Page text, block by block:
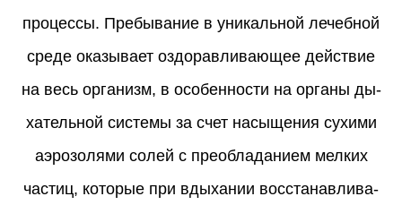
процессы. Пре­бы­ва­ние в уни­каль­ной ле­чеб­ной
сре­де ока­зы­ва­ет оз­до­рав­ли­ва­ющее дей­ствие
на весь ор­га­низм, в осо­бен­нос­ти на ор­га­ны ды­
ха­тель­ной сис­те­мы за счет на­сы­ще­ния су­хи­ми
аэро­зо­ля­ми со­лей с пре­об­ла­да­ни­ем мел­ких
час­тиц, ко­то­рые при вды­ха­нии восс­та­нав­ли­ва­